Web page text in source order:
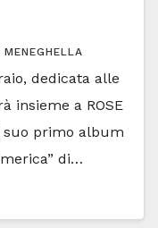
dedicata alle
insieme a ROSE
suo primo album
di…